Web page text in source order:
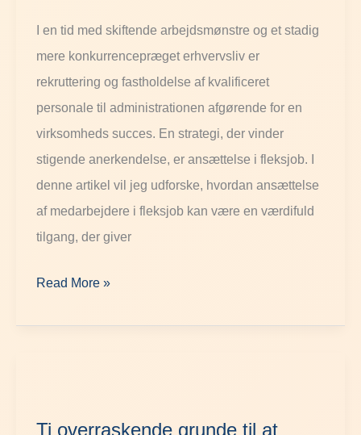
I en tid med skiftende arbejdsmønstre og et stadig
mere konkurrencepræget erhvervsliv er
rekruttering og fastholdelse af kvalificeret
personale til administrationen afgørende for en
virksomheds succes. En strategi, der vinder
stigende anerkendelse, er ansættelse i fleksjob. I
denne artikel vil jeg udforske, hvordan ansættelse
af medarbejdere i fleksjob kan være en værdifuld
tilgang, der giver
ressource
i
administrationen:
Styrk
din
virksomheds
fremtid.
Read More »
Ti overraskende grunde til at